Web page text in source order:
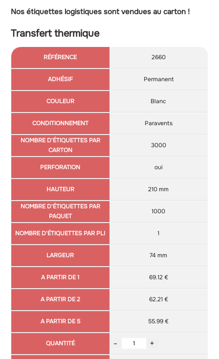
Nos étiquettes logistiques sont vendues au carton !
Transfert thermique
Référence Adhésif Couleur Conditionnement
2660
Permanent
Blanc
Paravents
3000
oui
210 mm
1000
1
74 mm
69.12 €
62.21 €
55.99 €
- +